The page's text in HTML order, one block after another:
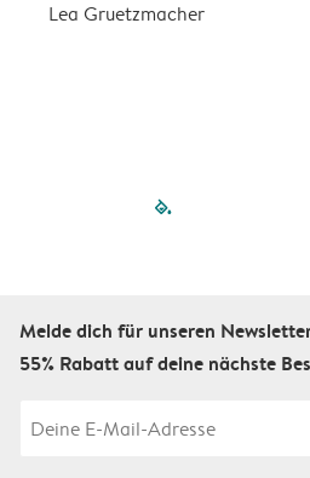
Lea Gruetzmacher
filled-
Melde dich für unseren
55% Rabatt auf deine nächste